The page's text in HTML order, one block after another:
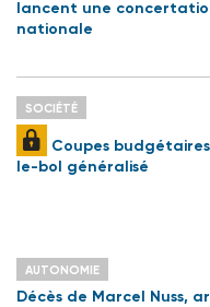
lancent une
nationale
SOCIÉTÉ
Coupes
le-bol généralisé
AUTONOMIE
Décès de Marcel Nuss,